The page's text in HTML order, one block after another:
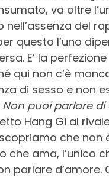
va oltre
del
questo l’uno
E’ la perfezione
qui non c’è
di sesso e non
Non puoi parlare
Hang Gi al
che non
che ama, l’unico
parlare d’amore.